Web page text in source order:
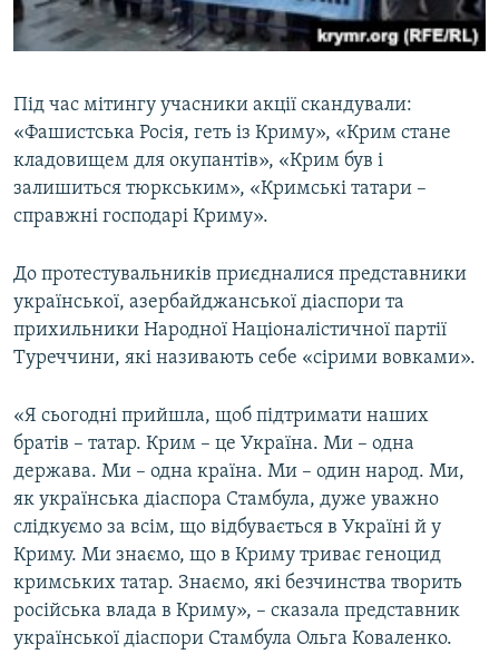
Під час мітингу учасники акції скандували:
«Фашистська Росія, геть із Криму», «Крим стане
кладовищем для окупантів», «Крим був і
залишиться тюркським», «Кримські татари –
справжні господарі Криму».
До протестувальників приєдналися представники
української, азербайджанської діаспори та
прихильники Народної Націоналістичної партії
Туреччини, які називають себе «сірими вовками».
«Я сьогодні прийшла, щоб підтримати наших
братів – татар. Крим – це Україна. Ми – одна
держава. Ми – одна країна. Ми – один народ. Ми,
як українська діаспора Стамбула, дуже уважно
слідкуємо за всім, що відбувається в Україні й у
Криму. Ми знаємо, що в Криму триває геноцид
кримських татар. Знаємо, які безчинства творить
російська влада в Криму», – сказала представник
української діаспори Стамбула Ольга Коваленко.